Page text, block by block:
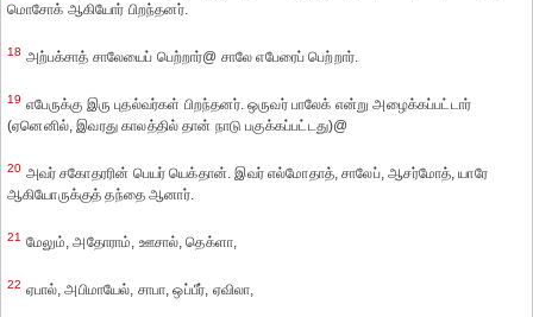
மொசோக் ஆகியோர் பிறந்தனர்.
18 அற்பக்சாத் சாலேயைப் பெற்றார்@ சாலே எபேரைப் பெற்றார்.
19 எபேருக்கு இரு புதல்வர்கள் பிறந்தனர். ஒருவர் பாலேக் என்று அழைக்கப்பட்டார்
(ஏனெனில், இவரது காலத்தில் தான் நாடு பகுக்கப்பட்டது)@
20 அவர் சகோதரரின் பெயர் யெக்தான். இவர் எல்மோதாத், சாலேப், ஆசர்மோத், யாரே
ஆகியோருக்குத் தந்தை ஆனார்.
21 மேலும், அதோராம், ஊசால், தெக்ளா,
22 ஏபால், அபிமாயேல், சாபா, ஒப்பீர், ஏவிலா,